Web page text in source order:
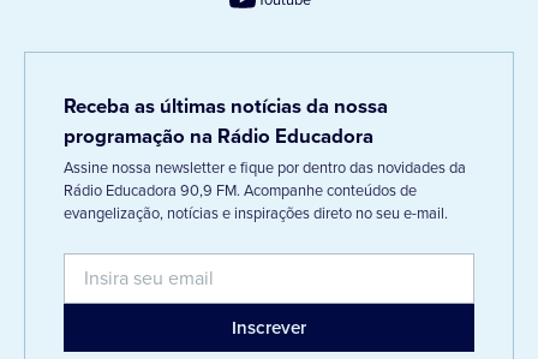
Receba as últimas notícias da nossa
programação na Rádio Educadora
Assine nossa newsletter e fique por dentro das novidades da
Rádio Educadora 90,9 FM. Acompanhe conteúdos de
evangelização, notícias e inspirações direto no seu e-mail.